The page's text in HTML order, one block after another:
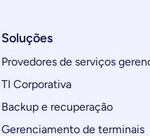
Soluções
Provedores de serviços
TI Corporativa
Backup e recuperação
Gerenciamento de terminais